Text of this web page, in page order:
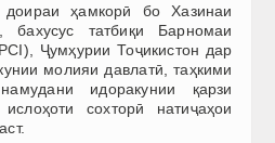
ҳамкорӣ бо Хазинаи
бахусус татбиқи Барномаи
Ҷумҳурии Тоҷикистон дар
молияи давлатӣ, таҳкими
идоракунии қарзи
сохторӣ натиҷаҳои